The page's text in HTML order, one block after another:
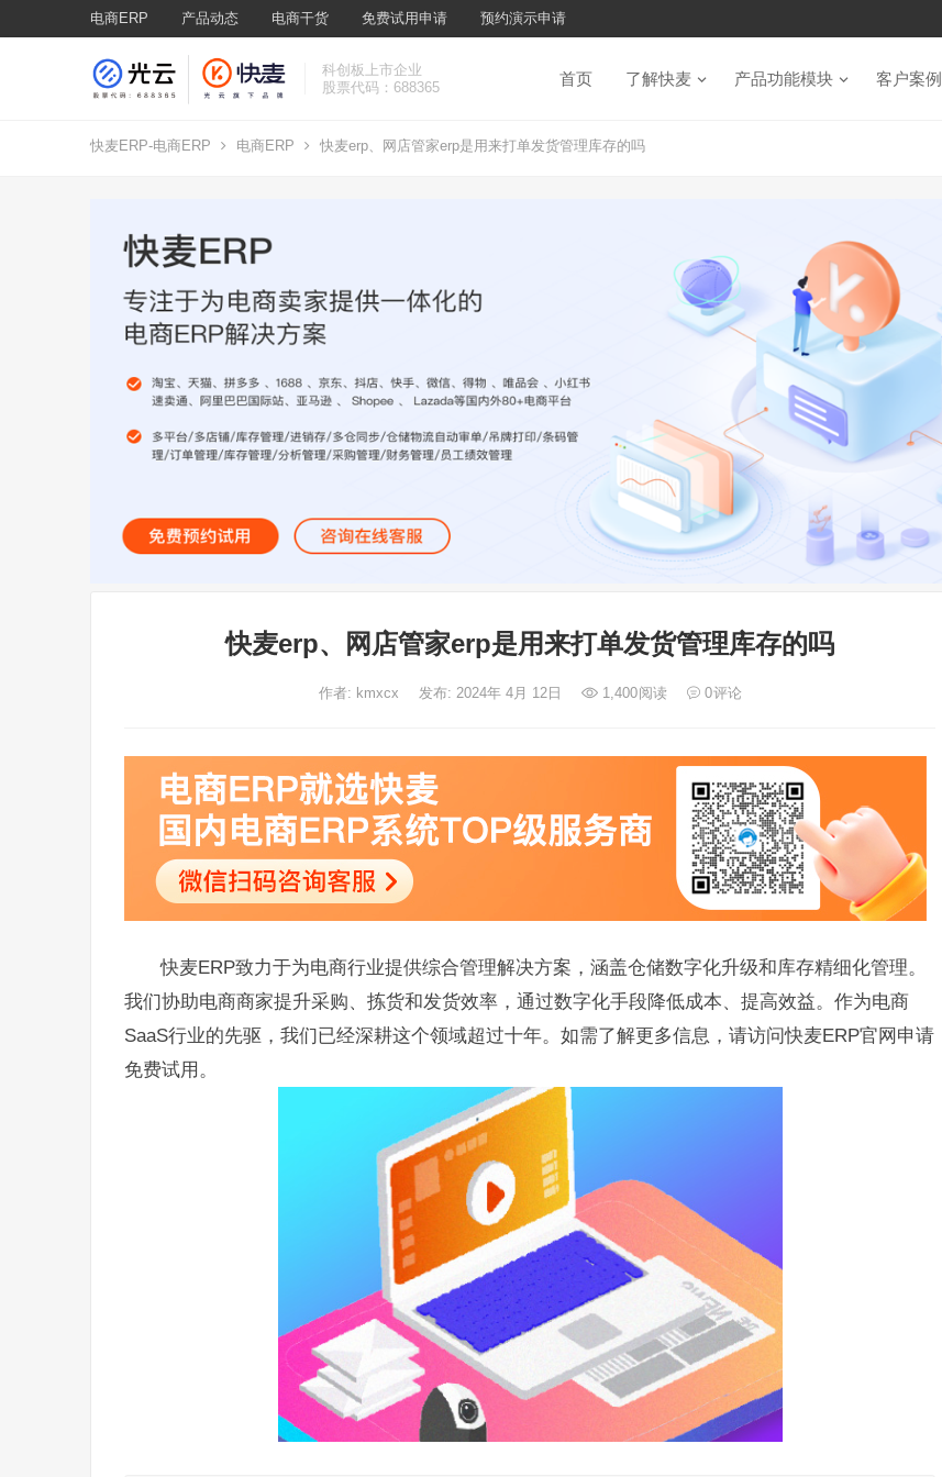
电商ERP 产品动态 电商干货 免费试用申请 预约演示申请
科创板上市企业
股票代码：688365
首页 了解快麦 产品功能模块 客户案例
快麦ERP-电商ERP 电商ERP 快麦erp、网店管家erp是用来打单发货管理库存的吗
快麦erp、网店管家erp是用来打单发货管理库存的吗
作者: kmxcx 发布: 2024年 4月 12日 1,400阅读 0评论
快麦ERP致力于为电商行业提供综合管理解决方案，涵盖仓储数字化升级和库存精细化管理。
我们协助电商商家提升采购、拣货和发货效率，通过数字化手段降低成本、提高效益。作为电商
SaaS行业的先驱，我们已经深耕这个领域超过十年。如需了解更多信息，请访问快麦ERP官网申请
免费试用。